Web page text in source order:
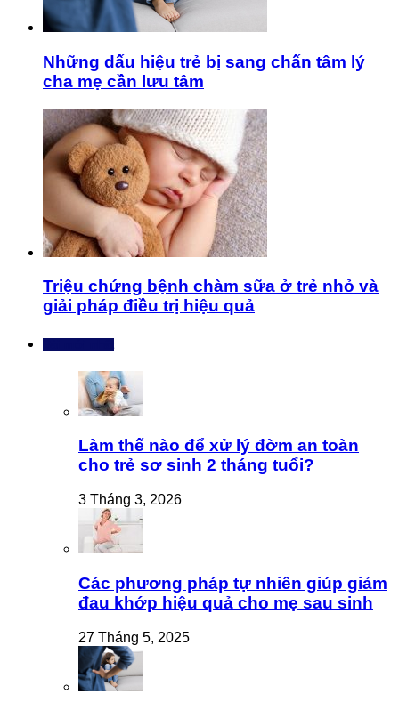
Những dấu hiệu trẻ bị sang chấn tâm lý
cha mẹ cần lưu tâm
Triệu chứng bệnh chàm sữa ở trẻ nhỏ và
giải pháp điều trị hiệu quả
Làm thế nào để xử lý đờm an toàn
cho trẻ sơ sinh 2 tháng tuổi?
3 Tháng 3, 2026
Các phương pháp tự nhiên giúp giảm
đau khớp hiệu quả cho mẹ sau sinh
27 Tháng 5, 2025